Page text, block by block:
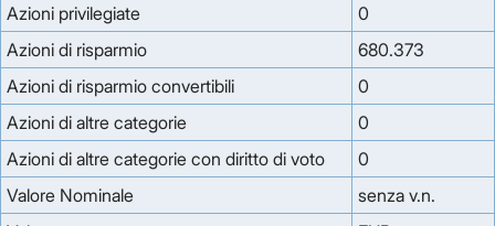
Azioni privilegiate
0
Azioni di risparmio
680.373
Azioni di risparmio convertibili
0
Azioni di altre categorie
0
Azioni di altre categorie con diritto di voto
0
Valore Nominale
senza v.n.